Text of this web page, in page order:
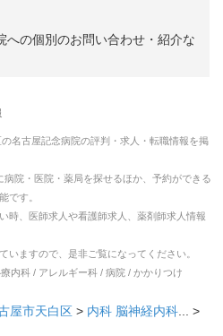
への個別のお問い合わせ・紹介な
の名古屋記念病院の評判・求人・転職情報を掲
院・医院・薬局を探せるほか、予約ができる
です。
時、医師求人や看護師求人、薬剤師求人情報
いますので、是非ご覧になってください。
内科 / アレルギー科 / 病院 / かかりつけ
屋市天白区 > 内科 脳神経内科... >